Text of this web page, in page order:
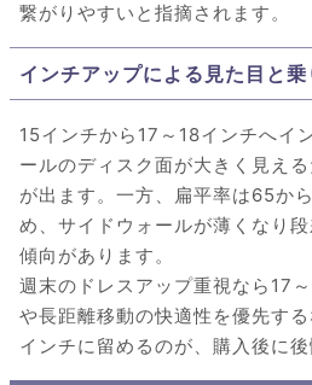
繋がりやすいと指摘されます。
インチアップによる見た目と
15インチから17～18インチへイ
ールのディスク面が大きく見え
が出ます。一方、扁平率は65か
め、サイドウォールが薄くなり
傾向があります。
週末のドレスアップ重視なら17
や長距離移動の快適性を優先す
インチに留めるのが、購入後に